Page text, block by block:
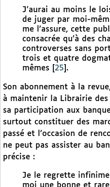
J’aurai au moins le
de juger par moi-
me l’assure, cette
consacrée qu’à des
controverses sans
trois et quatre
mêmes
25 .
Son abonnement à la
à maintenir la Librairie des
sa participation aux
surtout constituer des
passé et l’occasion de
ne peut pas assister au
précise :
Je le regrette
moi une bonne et